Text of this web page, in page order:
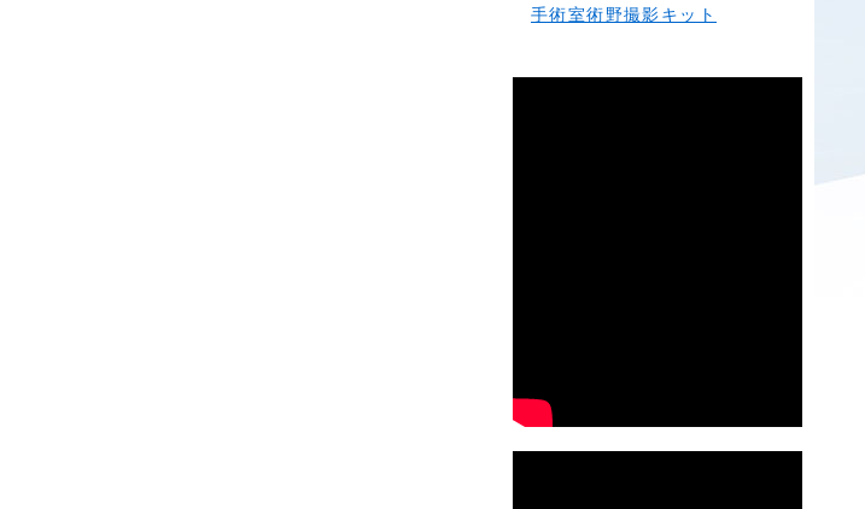
手術室術野撮影キット